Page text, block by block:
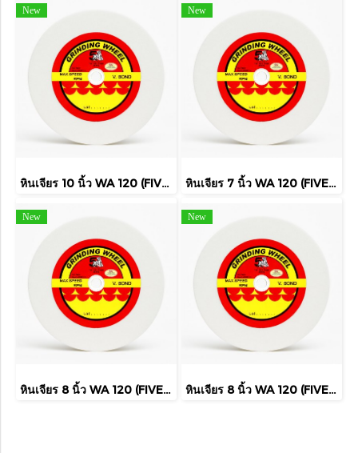
New
หินเจียร 10 นิ้ว WA 120 (FIVE TIGER)
New
หินเจียร 7 นิ้ว WA 120 (FIVE TIGER)
New
หินเจียร 8 นิ้ว WA 120 (FIVE TIGER)
New
หินเจียร 8 นิ้ว WA 120 (FIVE TIGER)